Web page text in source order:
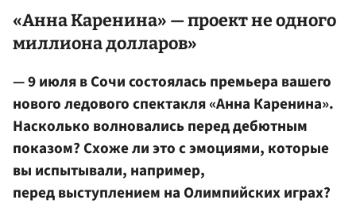
«Анна Каренина» — проект не одного
миллиона долларов»
— 9 июля в Сочи состоялась премьера вашего
нового ледового спектакля «Анна Каренина».
Насколько волновались перед дебютным
показом? Схоже ли это с эмоциями, которые
вы испытывали, например,
перед выступлением на Олимпийских играх?